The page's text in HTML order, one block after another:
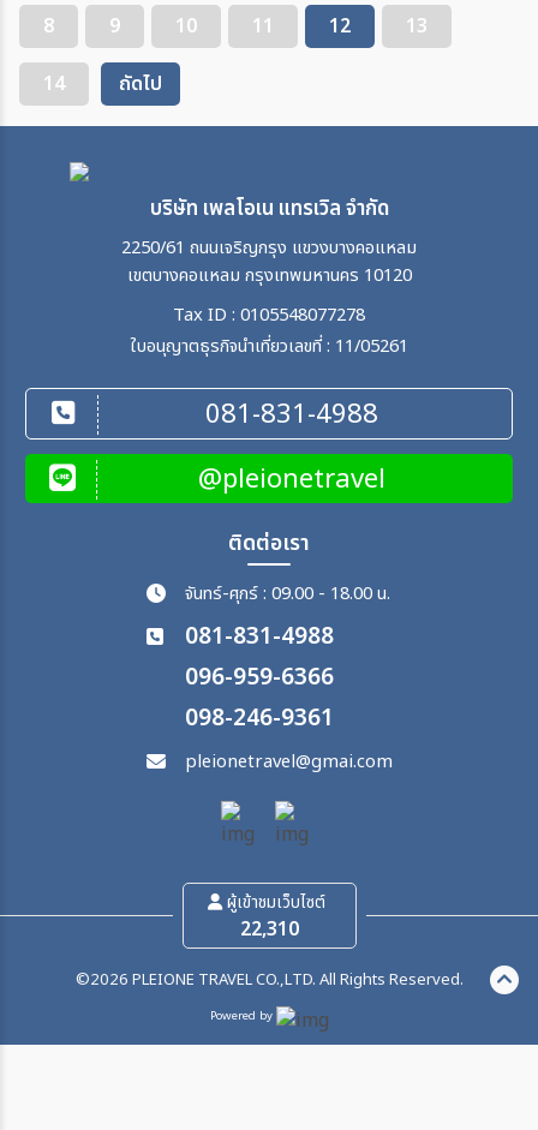
8
9 10 11 12
13
14
ถัดไป
บริษัท เพลโอเน แทรเวิล จำกัด
2250/61 ถนนเจริญกรุง แขวงบางคอแหลม
เขตบางคอแหลม กรุงเทพมหานคร 10120
Tax ID : 0105548077278
ใบอนุญาตธุรกิจนำเที่ยวเลขที่ : 11/05261
081-831-4988
@pleionetravel
ติดต่อเรา
จันทร์-ศุกร์ : 09.00 - 18.00 น.
081-831-4988
096-959-6366
098-246-9361
pleionetravel@gmai.com
ผู้เข้าชมเว็บไซต์
22,310
©2026 PLEIONE TRAVEL CO.,LTD. All Rights Reserved.
Powered by